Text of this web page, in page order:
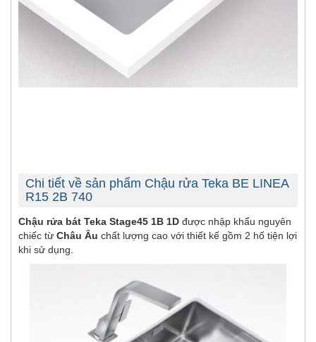
Chi tiết về sản phẩm Chậu rửa Teka BE LINEA
R15 2B 740
Chậu rửa bát Teka Stage45 1B 1D được nhập khẩu nguyên
chiếc từ Châu Âu chất lượng cao với thiết kế gồm 2 hố tiện lợi
khi sử dụng.